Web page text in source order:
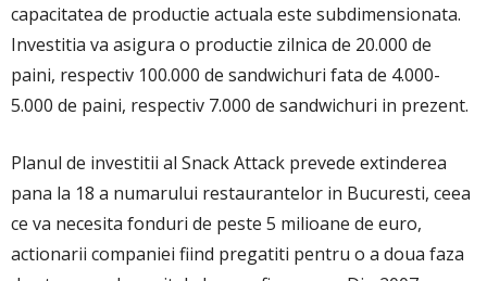
capacitatea de productie actuala este subdimensionata.
Investitia va asigura o productie zilnica de 20.000 de
paini, respectiv 100.000 de sandwichuri fata de 4.000-
5.000 de paini, respectiv 7.000 de sandwichuri in prezent.
Planul de investitii al Snack Attack prevede extinderea
pana la 18 a numarului restaurantelor in Bucuresti, ceea
ce va necesita fonduri de peste 5 milioane de euro,
actionarii companiei fiind pregatiti pentru o a doua faza